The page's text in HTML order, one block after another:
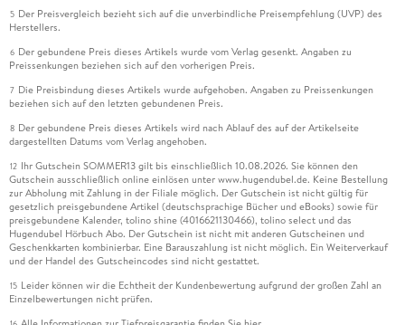
5 Der Preisvergleich bezieht sich auf die unverbindliche Preisempfehlung (UVP) des
Herstellers.
6 Der gebundene Preis dieses Artikels wurde vom Verlag gesenkt. Angaben zu
Preissenkungen beziehen sich auf den vorherigen Preis.
7 Die Preisbindung dieses Artikels wurde aufgehoben. Angaben zu Preissenkungen
beziehen sich auf den letzten gebundenen Preis.
8 Der gebundene Preis dieses Artikels wird nach Ablauf des auf der Artikelseite
dargestellten Datums vom Verlag angehoben.
12 Ihr Gutschein SOMMER13 gilt bis einschließlich 10.08.2026. Sie können den
Gutschein ausschließlich online einlösen unter www.hugendubel.de. Keine Bestellung
zur Abholung mit Zahlung in der Filiale möglich. Der Gutschein ist nicht gültig für
gesetzlich preisgebundene Artikel (deutschsprachige Bücher und eBooks) sowie für
preisgebundene Kalender, tolino shine (4016621130466), tolino select und das
Hugendubel Hörbuch Abo. Der Gutschein ist nicht mit anderen Gutscheinen und
Geschenkkarten kombinierbar. Eine Barauszahlung ist nicht möglich. Ein Weiterverkauf
und der Handel des Gutscheincodes sind nicht gestattet.
15 Leider können wir die Echtheit der Kundenbewertung aufgrund der großen Zahl an
Einzelbewertungen nicht prüfen.